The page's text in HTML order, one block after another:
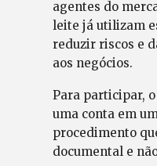
agentes do
leite já utilizam
reduzir riscos e
aos negócios.
Para participar,
uma conta em
procedimento
documental e